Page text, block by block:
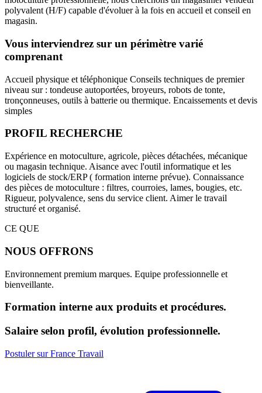
polyvalent (H/F) capable d'évoluer à la fois en accueil et conseil en
magasin.
Vous interviendrez sur un périmètre varié
comprenant
Accueil physique et téléphonique Conseils techniques de premier
niveau sur : tondeuse autoportées, broyeurs, robots de tonte,
tronçonneuses, outils à batterie ou thermique. Encaissements et devis
simples
PROFIL RECHERCHE
Expérience en motoculture, agricole, pièces détachées, mécanique
ou magasin technique. Aisance avec l'outil informatique et les
logiciels de stock/ERP ( formation interne prévue). Connaissance
des pièces de motoculture : filtres, courroies, lames, bougies, etc.
Rigueur, polyvalence, sens du service client. Aimer le travail
structuré et organisé.
CE QUE
NOUS OFFRONS
Environnement premium marques. Equipe professionnelle et
bienveillante.
Formation interne aux produits et procédures.
Salaire selon profil, évolution professionnelle.
Postuler sur France Travail